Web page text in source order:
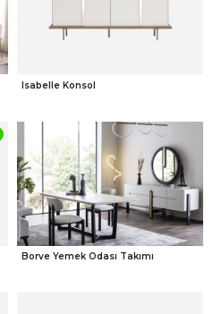
Isabelle Konsol
Borve Yemek Odası Takımı